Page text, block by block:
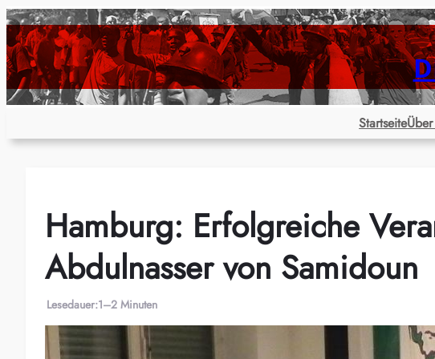
Zum
Inhalt
springen
Startseite
Hamburg: Erfolgreiche
Abdulnasser von Samidoun
Lesedauer:1–2 Minuten